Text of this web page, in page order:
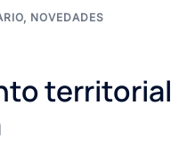
, NOVEDADES
territorial